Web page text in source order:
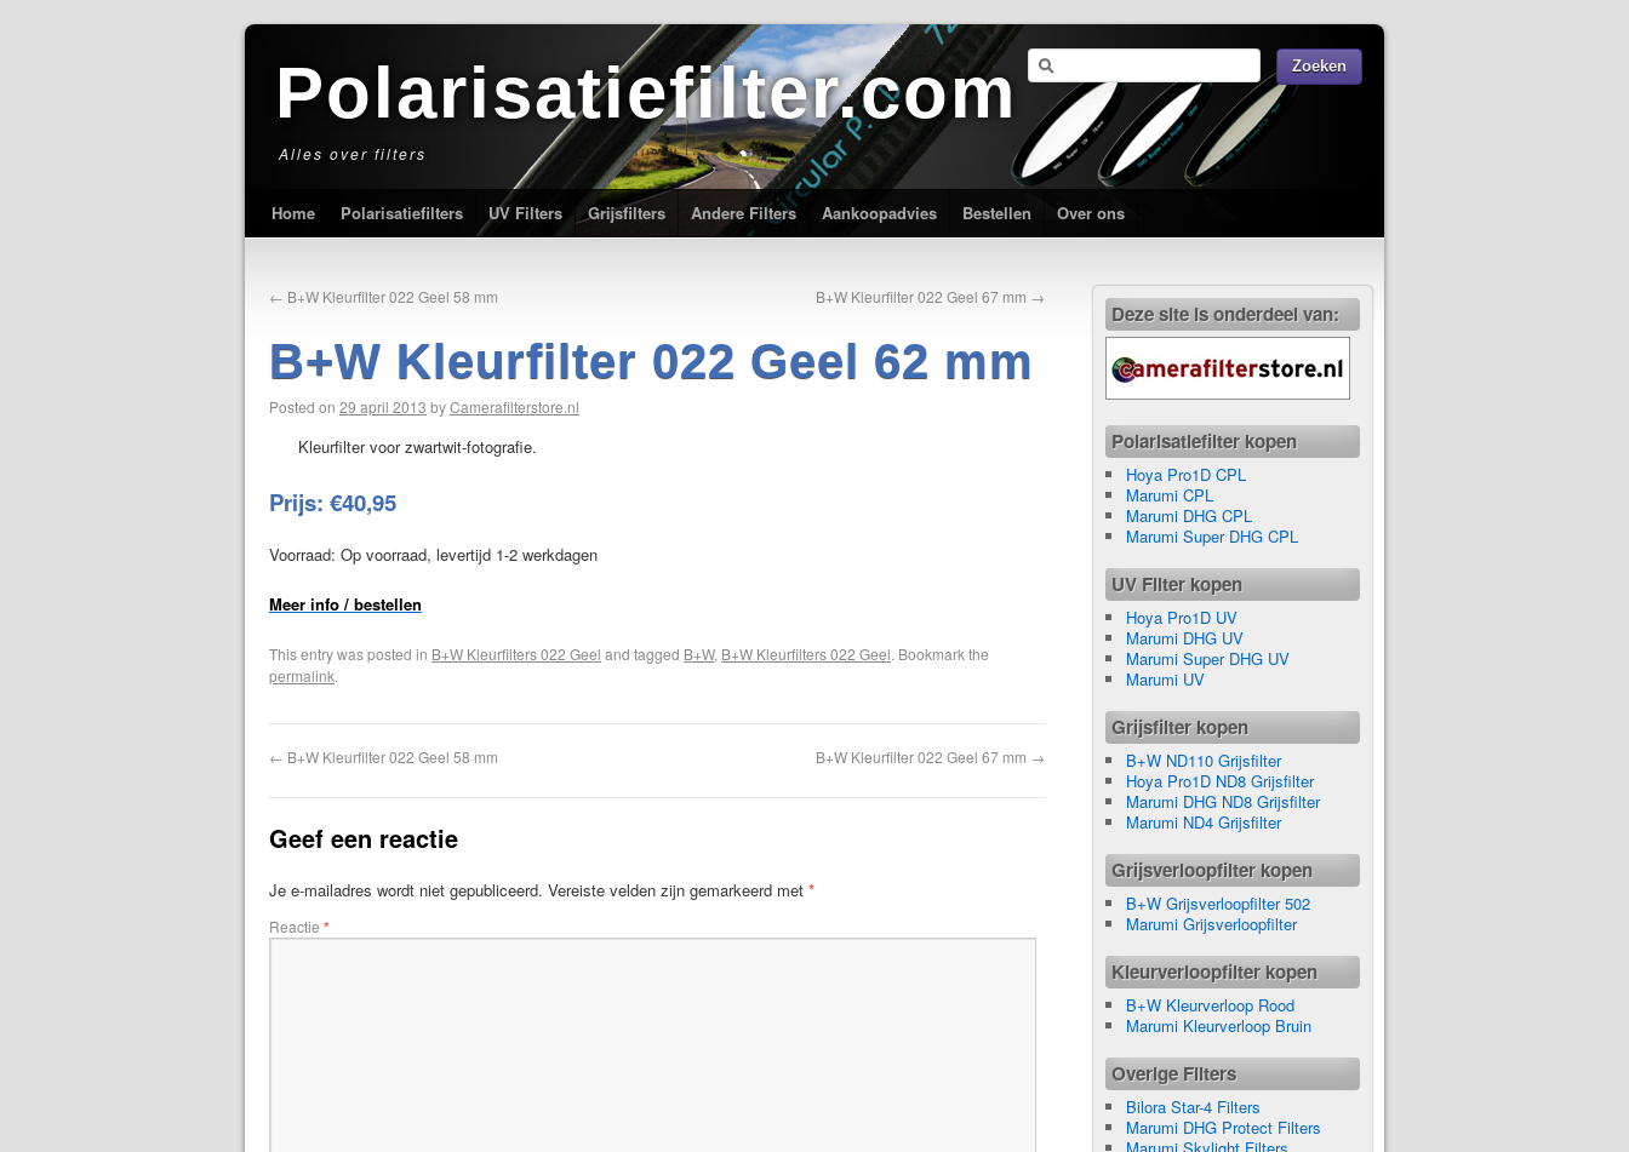
Polarisatiefilter.com
Alles over filters
Home Polarisatiefilters UV Filters Grijsfilters Andere Filters Aankoopadvies Bestellen Over ons
← B+W Kleurfilter 022 Geel 58 mm B+W Kleurfilter 022 Geel 67 mm →
B+W Kleurfilter 022 Geel 62 mm
Posted on 29 april 2013 byCamerafilterstore.nl
Kleurfilter voor zwartwit-fotografie.
Prijs: €40,95
Voorraad: Op voorraad, levertijd 1-2 werkdagen
Meer info / bestellen
This entry was posted in B+W Kleurfilters 022 Geel and tagged B+W, B+W Kleurfilters 022 Geel. Bookmark the
permalink.
← B+W Kleurfilter 022 Geel 58 mm B+W Kleurfilter 022 Geel 67 mm →
Geef een reactie
Je e-mailadres wordt niet gepubliceerd. Vereiste velden zijn gemarkeerd met *
Reactie *
Deze site is onderdeel van:
Polarisatiefilter kopen
Hoya Pro1D CPL
Marumi CPL
Marumi DHG CPL
Marumi Super DHG CPL
UV Filter kopen
Hoya Pro1D UV
Marumi DHG UV
Marumi Super DHG UV
Marumi UV
Grijsfilter kopen
B+W ND110 Grijsfilter
Hoya Pro1D ND8 Grijsfilter
Marumi DHG ND8 Grijsfilter
Marumi ND4 Grijsfilter
Grijsverloopfilter kopen
B+W Grijsverloopfilter 502
Marumi Grijsverloopfilter
Kleurverloopfilter kopen
B+W Kleurverloop Rood
Marumi Kleurverloop Bruin
Overige Filters
Bilora Star-4 Filters
Marumi DHG Protect Filters